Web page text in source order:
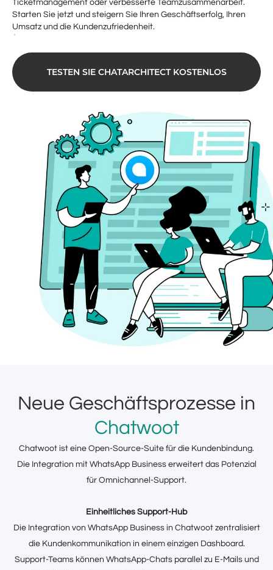
Ticketmanagement oder verbesserte Teamzusammenarbeit.
Starten Sie jetzt und steigern Sie Ihren Geschäftserfolg, Ihren
Umsatz und die Kundenzufriedenheit.
TESTEN SIE CHATARCHITECT KOSTENLOS
Neue Geschäftsprozesse in
Chatwoot
Chatwoot ist eine Open-Source-Suite für die Kundenbindung.
Die Integration mit WhatsApp Business erweitert das Potenzial
für Omnichannel-Support.
Einheitliches Support-Hub
Die Integration von WhatsApp Business in Chatwoot zentralisiert
die Kundenkommunikation in einem einzigen Dashboard.
Support-Teams können WhatsApp-Chats parallel zu E-Mails und